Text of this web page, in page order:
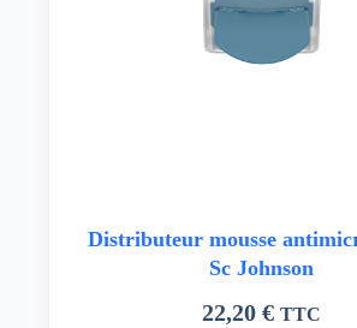
Distributeur mousse
Sc Johnson
22,20 € TTC